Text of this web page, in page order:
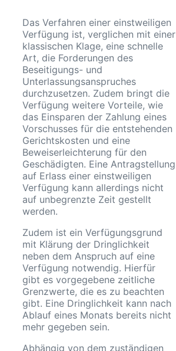
Das Verfahren einer einstweiligen
Verfügung ist, verglichen mit einer
klassischen Klage, eine schnelle
Art, die Forderungen des
Beseitigungs- und
Unterlassungsanspruches
durchzusetzen. Zudem bringt die
Verfügung weitere Vorteile, wie
das Einsparen der Zahlung eines
Vorschusses für die entstehenden
Gerichtskosten und eine
Beweiserleichterung für den
Geschädigten. Eine Antragstellung
auf Erlass einer einstweiligen
Verfügung kann allerdings nicht
auf unbegrenzte Zeit gestellt
werden.
Zudem ist ein Verfügungsgrund
mit Klärung der Dringlichkeit
neben dem Anspruch auf eine
Verfügung notwendig. Hierfür
gibt es vorgegebene zeitliche
Grenzwerte, die es zu beachten
gibt. Eine Dringlichkeit kann nach
Ablauf eines Monats bereits nicht
mehr gegeben sein.
Abhängig von dem zuständigen